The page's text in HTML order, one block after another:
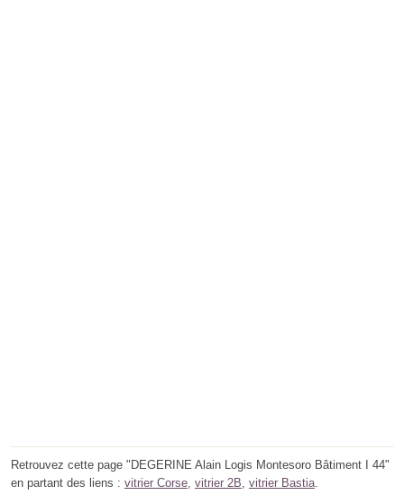
Retrouvez cette page "DEGERINE Alain Logis Montesoro Bâtiment I 44"
en partant des liens : vitrier Corse vitrier 2B vitrier Bastia